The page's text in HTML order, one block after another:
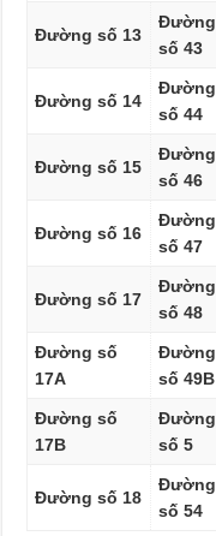
Đường số 13
Đường
số 43
Đường số 14
Đường
số 44
Đường số 15
Đường
số 46
Đường số 16
Đường
số 47
Đường số 17
Đường
số 48
Đường số
17A
Đường
số 49B
Đường số
17B
Đường
số 5
Đường số 18
Đường
số 54